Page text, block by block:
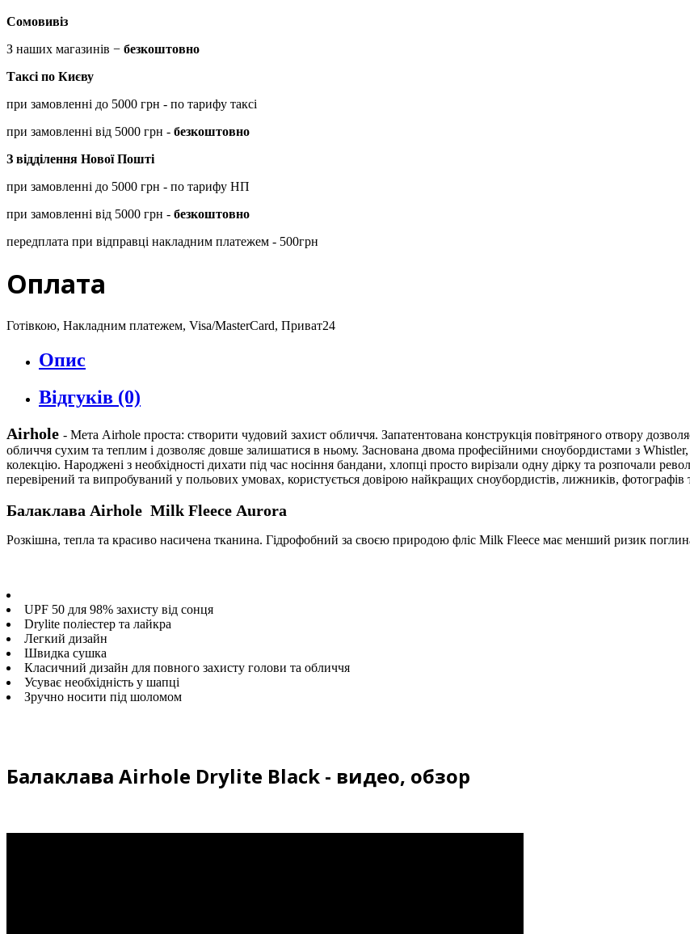
Сомовивіз
З наших магазинів − безкоштовно
Таксі по Києву
при замовленні до 5000 грн - по тарифу таксі
при замовленні від 5000 грн - безкоштовно
З відділення Нової Пошті
при замовленні до 5000 грн - по тарифу НП
при замовленні від 5000 грн - безкоштовно
передплата при відправці накладним платежем - 500грн
Оплата
Готівкою, Накладним платежем, Visa/MasterCard, Приват24
Опис
Відгуків (0)
Airhole - Мета Airhole проста: створити чудовий захист обличчя. Запатентована конструкція повітряного отвору
обличчя сухим та теплим і дозволяє довше залишатися в ньому. Заснована двома професійними сноубордистами з
колекцію. Народжені з необхідності дихати під час носіння бандани, хлопці просто вирізали одну дірку та розпочали
перевірений та випробуваний у польових умовах, користується довірою найкращих сноубордистів, лижників, фотографів
Балаклава Airhole Milk Fleece Aurora
Розкішна, тепла та красиво насичена тканина. Гідрофобний за своєю природою фліс Milk Fleece має менший ризик
UPF 50 для 98% захисту від сонця
Drylite поліестер та лайкра
Легкий дизайн
Швидка сушка
Класичний дизайн для повного захисту голови та обличчя
Усуває необхідність у шапці
Зручно носити під шоломом
Балаклава Airhole Drylite Black - видео, обзор